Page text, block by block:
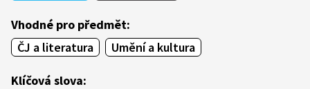
Vhodné pro předmět:
ČJ a literatura
Umění a kultura
Klíčová slova: